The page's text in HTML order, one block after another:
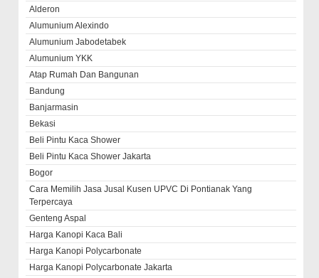
Alderon
Alumunium Alexindo
Alumunium Jabodetabek
Alumunium YKK
Atap Rumah Dan Bangunan
Bandung
Banjarmasin
Bekasi
Beli Pintu Kaca Shower
Beli Pintu Kaca Shower Jakarta
Bogor
Cara Memilih Jasa Jusal Kusen UPVC Di Pontianak Yang
Terpercaya
Genteng Aspal
Harga Kanopi Kaca Bali
Harga Kanopi Polycarbonate
Harga Kanopi Polycarbonate Jakarta